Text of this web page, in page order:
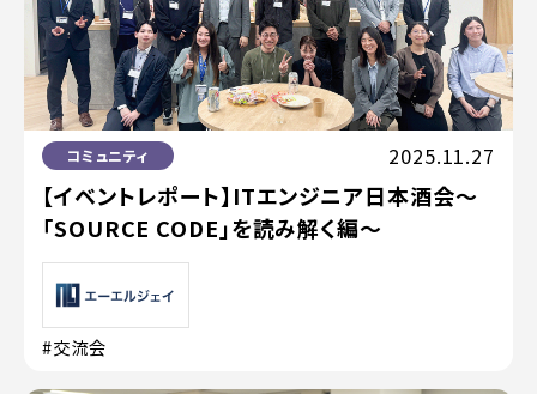
コミュニティ 2025.11.27
【イベントレポート】ITエンジニア日本酒会〜
「SOURCE CODE」を読み解く編〜
#交流会